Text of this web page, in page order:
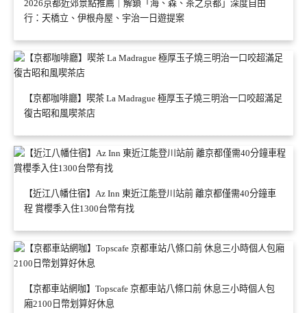
2026京都近郊景點推薦｜解鎖「海、森、茶之京都」深度自由
行：天橋立、伊根舟屋、宇治一日遊提案
【京都咖啡廳】喫茶 La Madrague 極厚玉子燒三明治一口咬超滿足
復古昭和風喫茶店
【近江八幡住宿】Az Inn 東近江能登川站前 離京都僅需40分鐘車
程 賞櫻季入住1300台幣有找
【京都車站網咖】Topscafe 京都車站八條口前 休息三小時個人包
廂2100日幣划算好休息